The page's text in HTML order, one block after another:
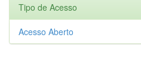
Tipo de Acesso
Acesso Aberto